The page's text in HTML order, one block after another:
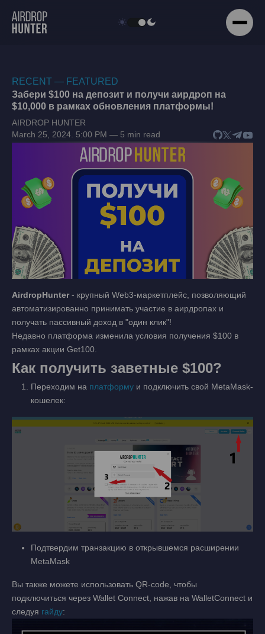
RECENT — FEATURED
Забери $100 на депозит и получи аирдроп на
$10,000 в рамках обновления платформы!
AIRDROP HUNTER
March 25, 2024. 5:00 PM — 5 min read
AirdropHunter- крупный Web3-маркетплейс, позволяющий
автоматизированно принимать участие в аирдропах и
получать пассивный доход в "один клик"!
Недавно платформа изменила условия получения $100 в
рамках акции Get100.
Как получить заветные $100?
Переходим на платформу и подключить свой MetaMask-
кошелек:
Подтвердим транзакцию в открывшемся расширении
MetaMask
Вы также можете использовать QR-code, чтобы
подключиться через Wallet Connect, нажав на WalletConnect и
следуя гайду: